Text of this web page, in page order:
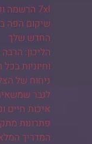
7xl הרשמה וכניסה לעולם הפוקר המקצועי
שיקום הפה
החדש שלך
הליכון:
וחיוניות בכל
ניחוח של
לגבר
איכות חיים
פתרונות